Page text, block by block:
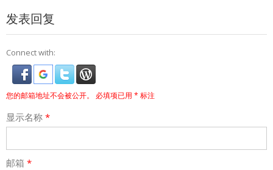
发表回复
Connect with:
您的邮箱地址不会被公开。 必填项已用 * 标注
显示名称 *
邮箱 *